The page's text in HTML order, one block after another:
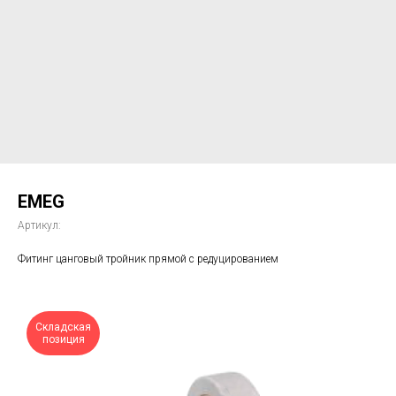
EMEG
Артикул:
Фитинг цанговый тройник прямой с редуцированием
Складская
позиция